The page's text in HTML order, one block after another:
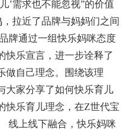
’需求也不能忽视”的价值
拉近了品牌与妈妈们之间
通过一组快乐妈咪态度
快乐宣言，进一步诠释了
做自己理念。围绕该理
大家分享了如何快乐育儿
快乐育儿理念，在Z世代宝
上线下融合，快乐妈咪